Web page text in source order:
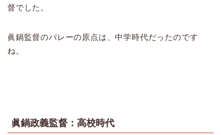
督でした。
眞鍋監督のバレーの原点は、中学時代だったのです
ね。
眞鍋政義監督：高校時代